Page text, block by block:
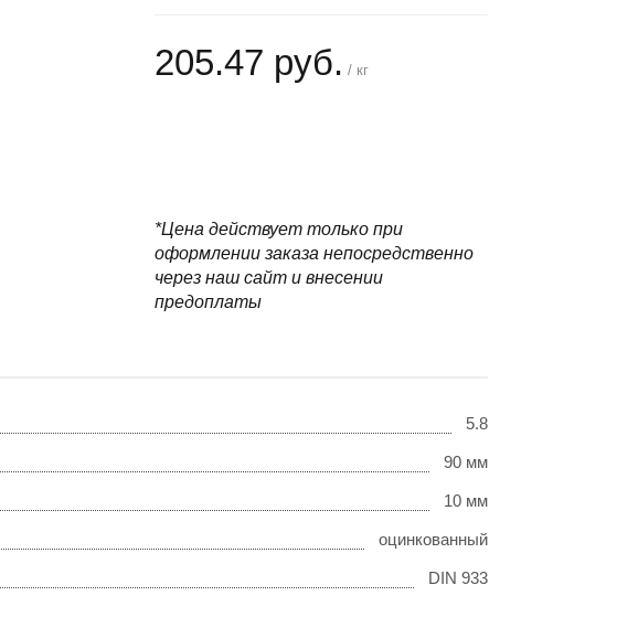
205.47 руб. / кг
*Цена действует только при
оформлении заказа непосредственно
через наш сайт и внесении
предоплаты
5.8
90 мм
10 мм
оцинкованный
DIN 933